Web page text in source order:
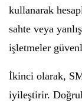
kullanarak
sahte veya
işletmeler
İkinci olarak,
iyileştirir.